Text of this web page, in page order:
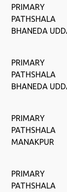
PRIMARY
PATHSHALA
BHANEDA
PRIMARY
PATHSHALA
BHANEDA
PRIMARY
PATHSHALA
MANAKPUR
PRIMARY
PATHSHALA